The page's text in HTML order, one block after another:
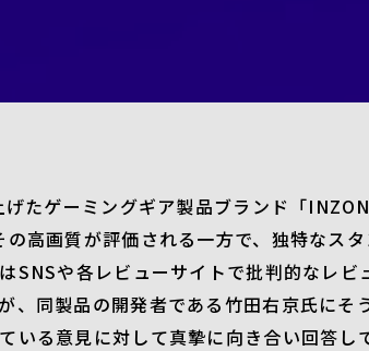
たゲーミングギア製品ブランド「
高画質が評価される一方で、独特なス
SNSや各レビューサイトで批判的なレ
、同製品の開発者である竹田右京氏に
いる意見に対して真摯に向き合い回答し